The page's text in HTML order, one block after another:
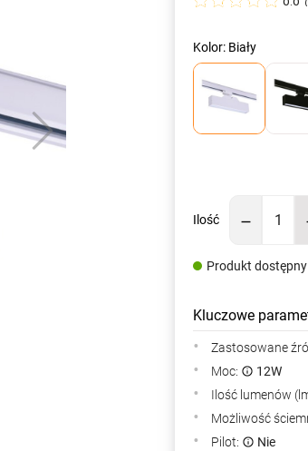
(
Kolor: Biały
Ilość
Produkt dostępny
Kluczowe
Zastosowane
Moc:
12W
Ilość lumenów
Możliwość
Pilot:
Nie